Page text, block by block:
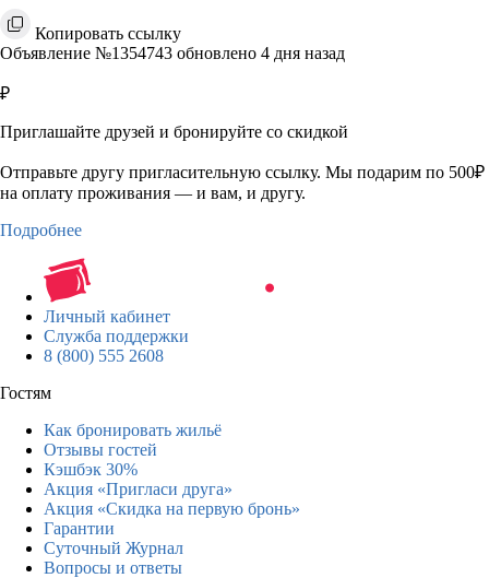
Копировать ссылку
Объявление №1354743 обновлено 4 дня назад
₽
Приглашайте друзей и бронируйте со скидкой
Отправьте другу пригласительную ссылку. Мы подарим по 500₽
на оплату проживания — и вам, и другу.
Подробнее
Личный кабинет
Служба поддержки
8 (800) 555 2608
Гостям
Как бронировать жильё
Отзывы гостей
Кэшбэк 30%
Акция «Пригласи друга»
Акция «Скидка на первую бронь»
Гарантии
Суточный Журнал
Вопросы и ответы